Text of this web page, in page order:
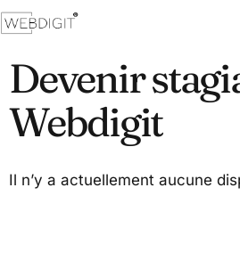
Devenir
Webdigit
Il n’y a actuellement aucune